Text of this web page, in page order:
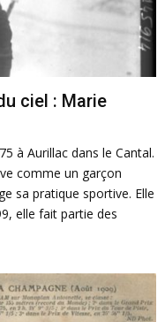
ciel : Marie
à Aurillac dans le Cantal.
comme un garçon
sa pratique sportive. Elle
elle fait partie des